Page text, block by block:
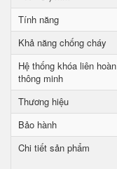
Tính năng
Khả năng chống cháy
Hệ thống khóa liên hoàn
thông minh
Thương hiệu
Bảo hành
Chi tiết sản phẩm